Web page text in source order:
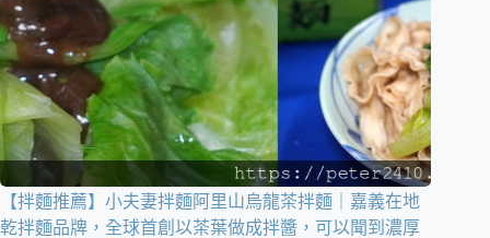
【拌麵推薦】小夫妻拌麵阿里山烏龍茶拌麵｜嘉義在地
乾拌麵品牌，全球首創以茶葉做成拌醬，可以聞到濃厚